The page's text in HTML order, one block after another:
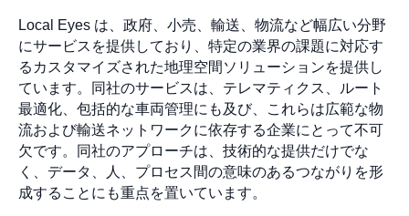
Local Eyes は、政府、小売、輸送、物流など幅広い分野
にサービスを提供しており、特定の業界の課題に対応す
るカスタマイズされた地理空間ソリューションを提供し
ています。同社のサービスは、テレマティクス、ルート
最適化、包括的な車両管理にも及び、これらは広範な物
流および輸送ネットワークに依存する企業にとって不可
欠です。同社のアプローチは、技術的な提供だけでな
く、データ、人、プロセス間の意味のあるつながりを形
成することにも重点を置いています。